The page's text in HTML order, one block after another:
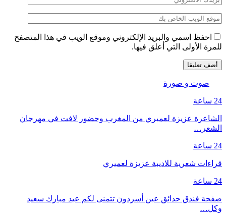
احفظ اسمي والبريد الإلكتروني وموقع الويب في هذا المتصفح
للمرة الأولى التي أعلق فيها.
صوت و صورة
24 ساعة
الشاعرة عزيزة لعميري من المغرب وحضور لافت في مهرجان
الشعر…
24 ساعة
قراءات شعرية للاديبة عزيزة لعميري
24 ساعة
صفحة فندق حدائق عين أسردون تتمنى لكم عيد مبارك سعيد
وكل…